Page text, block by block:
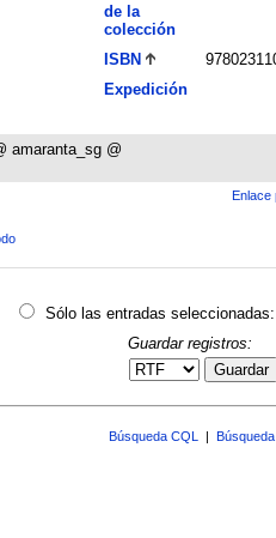
de la
colección
ISBN
Expedición
amaranta_sg @
Enlace
Sólo las entradas seleccionadas:
Guardar registros:
Guardar
Búsqueda CQL